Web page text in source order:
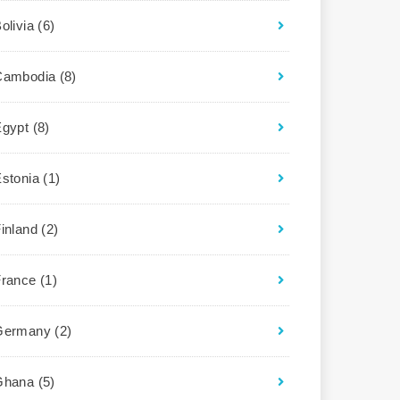
(6)
(8)
(8)
(1)
(2)
(1)
(2)
(5)